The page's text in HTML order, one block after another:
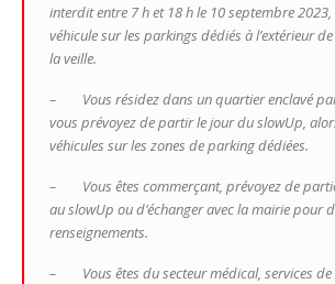
interdit entre 7 h et 18 h le 10 septembre
véhicule sur les parkings dédiés à l’extérieur
la veille.
– Vous résidez dans un quartier enclavé
vous prévoyez de partir le jour du slowUp,
véhicules sur les zones de parking dédiées.
– Vous êtes commerçant, prévoyez de
au slowUp ou d’échanger avec la mairie pour
renseignements.
– Vous êtes du secteur médical, services de